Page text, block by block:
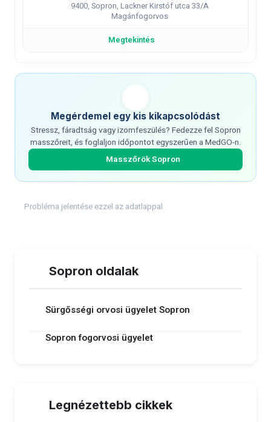
9400, Sopron, Lackner Kirstóf utca 33/A
Magánfogorvos
Megtekintés
Megérdemel egy kis kikapcsolódást
Stressz, fáradtság vagy izomfeszülés? Fedezze fel Sopron
masszőreit, és foglaljon időpontot egyszerűen a MedGO-n.
Masszőrök Sopron
Probléma jelentése ezzel az adatlappal
Sopron oldalak
Sürgősségi orvosi ügyelet Sopron
Sopron fogorvosi ügyelet
Legnézettebb cikkek